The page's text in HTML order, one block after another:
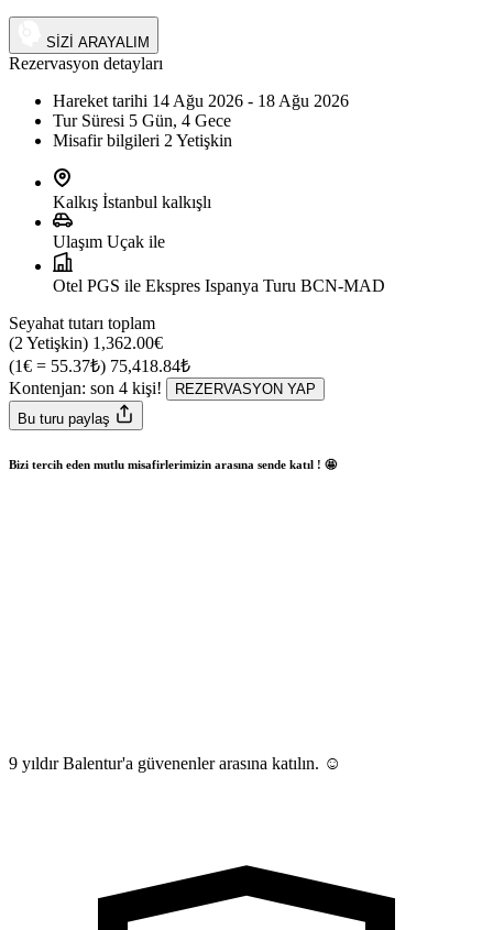
SİZİ ARAYALIM
Rezervasyon detayları
Hareket tarihi 14 Ağu 2026 - 18 Ağu 2026
Tur Süresi 5 Gün, 4 Gece
Misafir bilgileri 2 Yetişkin
Kalkış İstanbul kalkışlı
Ulaşım Uçak ile
Otel PGS ile Ekspres Ispanya Turu BCN-MAD
Seyahat tutarı toplam
(2 Yetişkin) 1,362.00€
(1€ = 55.37₺) 75,418.84₺
Kontenjan: son 4 kişi!
REZERVASYON YAP
Bu turu paylaş
Bizi tercih eden mutlu misafirlerimizin arasına sende katıl ! 🤩
9 yıldır Balentur'a güvenenler arasına katılın. ☺️